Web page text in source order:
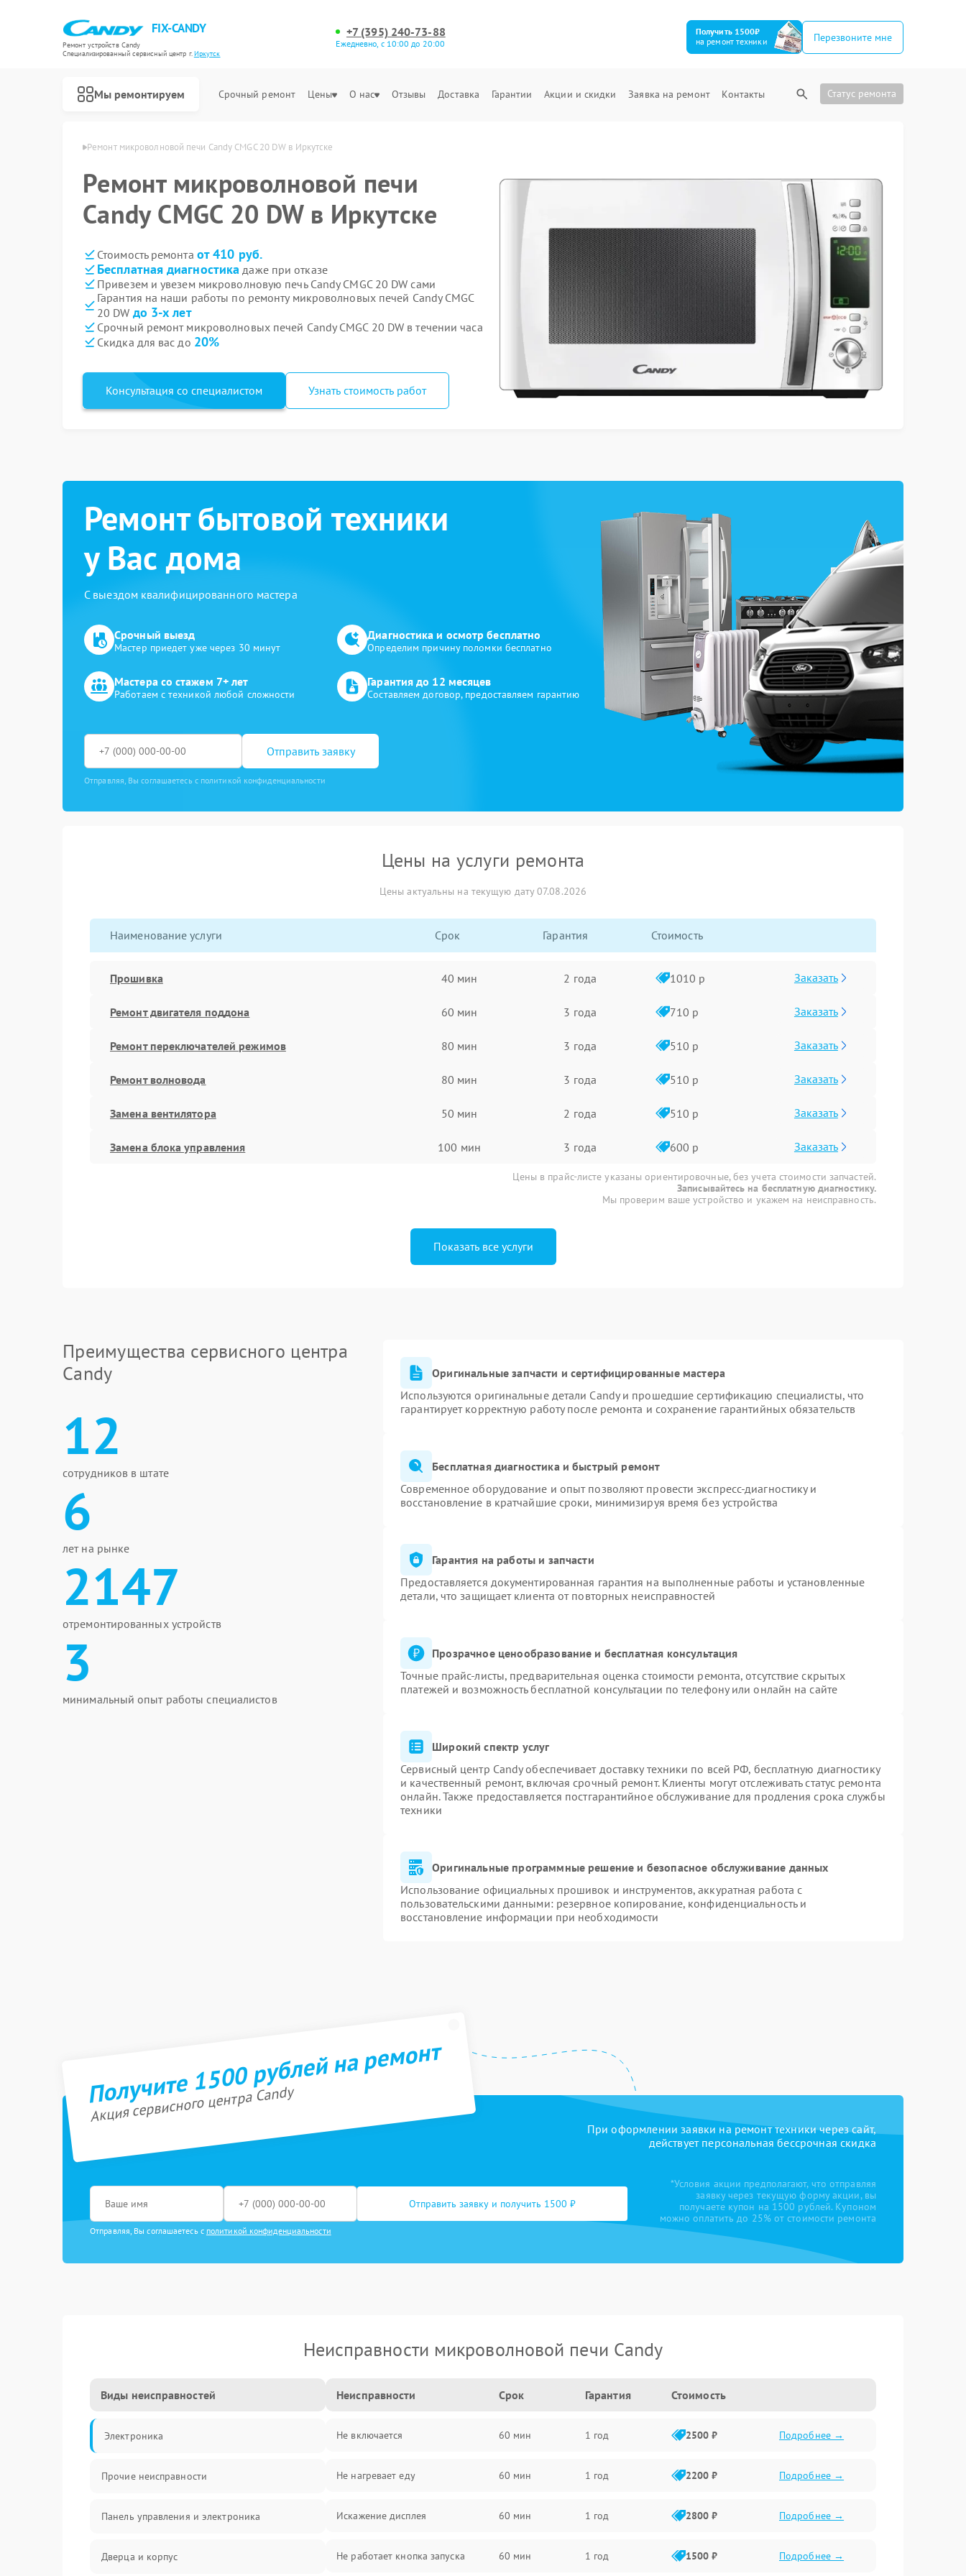
FIX-CANDY
Ремонт устройств Candy
Специализированный cервисный центр г.Иркутск
+7 (395) 240-73-88
Ежедневно, с 10:00 до 20:00
Получить 1500₽
на ремонт техники
Перезвоните мне
Мы ремонтируем Срочный ремонт Цены О нас Отзывы Доставка Гарантии Акции и скидки Заявка на ремонт Контакты Статус ремонта
Candy в Иркутске Ремонт микроволновой печи Candy CMGC 20 DW в Иркутске
Ремонт микроволновой печи
Candy CMGC 20 DW в Иркутске
Стоимость ремонта от 410 руб.
Бесплатная диагностика даже при отказе
Привезем и увезем микроволновую печь Candy CMGC 20 DW сами
Гарантия на наши работы по ремонту микроволновых печей Candy CMGC
20 DW до 3-х лет
Срочный ремонт микроволновых печей Candy CMGC 20 DW в течении часа
Скидка для вас до 20%
Консультация со специалистом Узнать стоимость работ
Ремонт бытовой техники
у Вас дома
С выездом квалифицированного мастера
Срочный выезд
Мастер приедет уже через 30 минут
Диагностика и осмотр бесплатно
Определим причину поломки бесплатно
Мастера со стажем 7+ лет
Работаем с техникой любой сложности
Гарантия до 12 месяцев
Составляем договор, предоставляем гарантию
Отправить заявку
Отправляя, Вы соглашаетесь с политикой конфиденциальности
Цены на услуги ремонта
Цены актуальны на текущую дату 07.08.2026
Наименование услуги Срок Гарантия Стоимость
Прошивка 40 мин 2 года 1010 р Заказать
Ремонт двигателя поддона 60 мин 3 года 710 р Заказать
Ремонт переключателей режимов 80 мин 3 года 510 р Заказать
Ремонт волновода 80 мин 3 года 510 р Заказать
Замена вентилятора 50 мин 2 года 510 р Заказать
Замена блока управления 100 мин 3 года 600 р Заказать
Цены в прайс-листе указаны ориентировочные, без учета стоимости запчастей.
Записывайтесь на бесплатную диагностику.
Мы проверим ваше устройство и укажем на неисправность.
Показать все услуги
Преимущества сервисного центра
Candy
12
сотрудников в штате
6
лет на рынке
2147
отремонтированных устройств
3
минимальный опыт работы специалистов
Оригинальные запчасти и сертифицированные мастера
Используются оригинальные детали Candy и прошедшие сертификацию специалисты, что
гарантирует корректную работу после ремонта и сохранение гарантийных обязательств
Бесплатная диагностика и быстрый ремонт
Современное оборудование и опыт позволяют провести экспресс-диагностику и
восстановление в кратчайшие сроки, минимизируя время без устройства
Гарантия на работы и запчасти
Предоставляется документированная гарантия на выполненные работы и установленные
детали, что защищает клиента от повторных неисправностей
Прозрачное ценообразование и бесплатная консультация
Точные прайс-листы, предварительная оценка стоимости ремонта, отсутствие скрытых
платежей и возможность бесплатной консультации по телефону или онлайн на сайте
Широкий спектр услуг
Сервисный центр Candy обеспечивает доставку техники по всей РФ, бесплатную диагностику
и качественный ремонт, включая срочный ремонт. Клиенты могут отслеживать статус ремонта
онлайн. Также предоставляется постгарантийное обслуживание для продления срока службы
техники
Оригинальные программные решение и безопасное обслуживание данных
Использование официальных прошивок и инструментов, аккуратная работа с
пользовательскими данными: резервное копирование, конфиденциальность и
восстановление информации при необходимости
Получите 1500 рублей на ремонт
Акция сервисного центра Candy
При оформлении заявки на ремонт техники через сайт,
действует персональная бессрочная скидка
Отправить заявку и получить 1500 ₽
Отправляя, Вы соглашаетесь с политикой конфиденциальности
*Условия акции предполагают, что отправляя
заявку через текущую форму акции, вы
получаете купон на 1500 рублей. Купоном
можно оплатить до 25% от стоимости ремонта
Неисправности микроволновой печи Candy
Виды неисправностей
Электроника
Прочие неисправности
Панель управления и электроника
Дверца и корпус
Неисправности Срок Гарантия Стоимость
Не включается 60 мин 1 год 2500 ₽ Подробнее →
Не нагревает еду 60 мин 1 год 2200 ₽ Подробнее →
Искажение дисплея 60 мин 1 год 2800 ₽ Подробнее →
Не работает кнопка запуска 60 мин 1 год 1500 ₽ Подробнее →